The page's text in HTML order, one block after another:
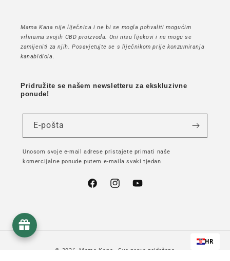
Mama Kana nije liječnica i ne bi se mogla pohvaliti mogućim
vrlinama svojih CBD proizvoda. Oni nisu lijekovi i ne mogu se
zamijeniti za njih. Posavjetujte se s liječnikom prije konzumiranja
kanabidiola.
Pridružite se našem newsletteru za ekskluzivne
ponude!
E-pošta
Unosom svoje e-mail adrese pristajete primati naše
komercijalne ponude putem e-maila svaki tjedan.
FacebookInstagramYouTube
© 2026, Mama Kana - Sva prava pridržana
HR